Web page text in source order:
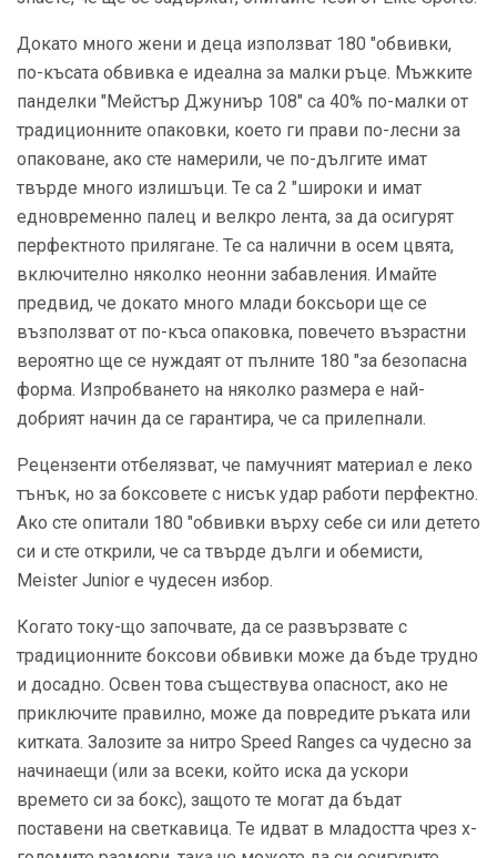
Докато много жени и деца използват 180 "обвивки,
по-късата обвивка е идеална за малки ръце. Мъжките
панделки "Мейстър Джуниър 108" са 40% по-малки от
традиционните опаковки, което ги прави по-лесни за
опаковане, ако сте намерили, че по-дългите имат
твърде много излишъци. Те са 2 "широки и имат
едновременно палец и велкро лента, за да осигурят
перфектното прилягане. Те са налични в осем цвята,
включително няколко неонни забавления. Имайте
предвид, че докато много млади боксьори ще се
възползват от по-къса опаковка, повечето възрастни
вероятно ще се нуждаят от пълните 180 "за безопасна
форма. Изпробването на няколко размера е най-
добрият начин да се гарантира, че са прилепнали.
Рецензенти отбелязват, че памучният материал е леко
тънък, но за боксовете с нисък удар работи перфектно.
Ако сте опитали 180 "обвивки върху себе си или детето
си и сте открили, че са твърде дълги и обемисти,
Meister Junior е чудесен избор.
Когато току-що започвате, да се развързвате с
традиционните боксови обвивки може да бъде трудно
и досадно. Освен това съществува опасност, ако не
приключите правилно, може да повредите ръката или
китката. Залозите за нитро Speed ​​Ranges са чудесно за
начинаещи (или за всеки, който иска да ускори
времето си за бокс), защото те могат да бъдат
поставени на светкавица. Те идват в младостта чрез х-